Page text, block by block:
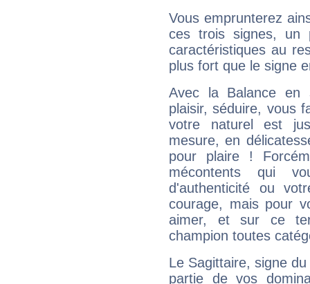
Vous emprunterez
ces trois signes, un
caractéristiques au
plus fort que le signe
Avec la Balance en
plaisir, séduire, vous
votre naturel est
mesure, en
pour plaire !
mécontents qui
d'authenticité ou
courage, mais pour
aimer, et sur ce
champion toutes
Le Sagittaire, signe
partie de vos